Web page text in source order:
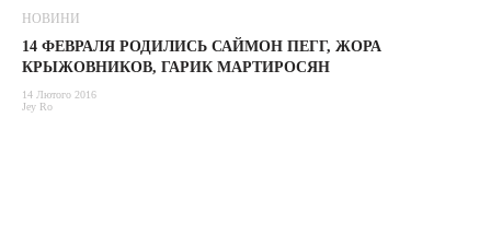
НОВИНИ
14 ФЕВРАЛЯ РОДИЛИСЬ САЙМОН ПЕГГ, ЖОРА
КРЫЖОВНИКОВ, ГАРИК МАРТИРОСЯН
14 Лютого 2016
Jey Ro